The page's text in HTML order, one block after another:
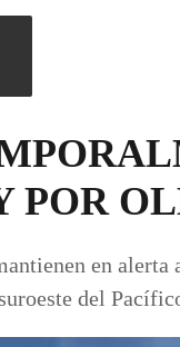
POR
en alerta
del